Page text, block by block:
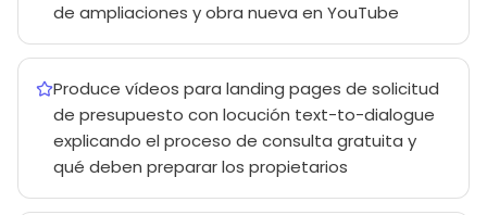
de ampliaciones y obra nueva en YouTube
Produce vídeos para landing pages de solicitud
de presupuesto con locución text-to-dialogue
explicando el proceso de consulta gratuita y
qué deben preparar los propietarios